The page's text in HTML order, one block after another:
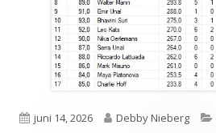
Gepubliceerd
juni 14, 2026 Auteur
Debby Nieberg